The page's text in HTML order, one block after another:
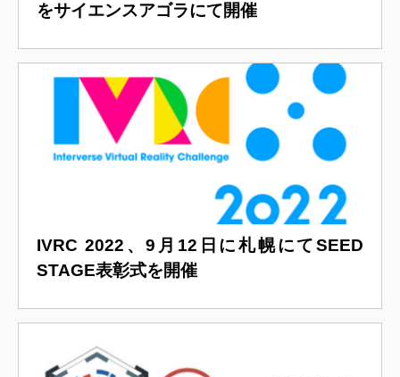
をサイエンスアゴラにて開催
IVRC 2022、9月12日に札幌にてSEED
STAGE表彰式を開催